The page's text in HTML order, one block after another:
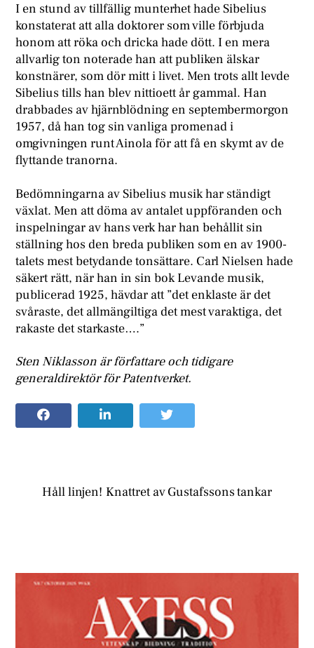
I en stund av tillfällig munterhet hade Sibelius
konstaterat att alla doktorer som ville förbjuda
honom att röka och dricka hade dött. I en mera
allvarlig ton noterade han att publiken älskar
konstnärer, som dör mitt i livet. Men trots allt levde
Sibelius tills han blev nittioett år gammal. Han
drabbades av hjärnblödning en septembermorgon
1957, då han tog sin vanliga promenad i
omgivningen runt Ainola för att få en skymt av de
flyttande tranorna.
Bedömningarna av Sibelius musik har ständigt
växlat. Men att döma av antalet uppföranden och
inspelningar av hans verk har han behållit sin
ställning hos den breda publiken som en av 1900-
talets mest betydande tonsättare. Carl Nielsen hade
säkert rätt, när han in sin bok Levande musik,
publicerad 1925, hävdar att ”det enklaste är det
svåraste, det allmängiltiga det mest varaktiga, det
rakaste det starkaste….”
Sten Niklasson är författare och tidigare
generaldirektör för Patentverket.
Håll linjen! Knattret av Gustafssons tankar